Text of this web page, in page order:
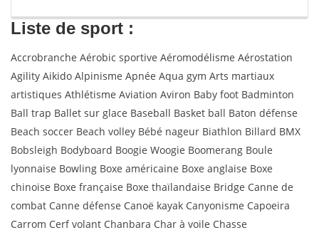
Liste de sport :
Accrobranche Aérobic sportive Aéromodélisme Aérostation
Agility Aikido Alpinisme Apnée Aqua gym Arts martiaux
artistiques Athlétisme Aviation Aviron Baby foot Badminton
Ball trap Ballet sur glace Baseball Basket ball Baton défense
Beach soccer Beach volley Bébé nageur Biathlon Billard BMX
Bobsleigh Bodyboard Boogie Woogie Boomerang Boule
lyonnaise Bowling Boxe américaine Boxe anglaise Boxe
chinoise Boxe française Boxe thaïlandaise Bridge Canne de
combat Canne défense Canoë kayak Canyonisme Capoeira
Carrom Cerf volant Chanbara Char à voile Chasse